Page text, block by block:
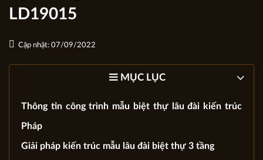
LD19015
Cập nhật: 07/09/2022
MỤC LỤC
Thông tin công trình mẫu biệt thự lâu đài kiến trúc
Pháp
Giải pháp kiến trúc mẫu lâu đài biệt thự 3 tầng